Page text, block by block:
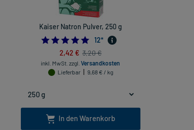
Kaiser Natron Pulver, 250 g
4.916666666666667
12*
2,42 € 3,20 €
inkl. MwSt. zzgl.Versandkosten
Lieferbar
9,68 € / kg
In den Warenkorb